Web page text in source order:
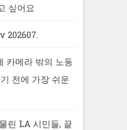
싶어요
202607.
카메라 밖의 노동
전에 가장 쉬운
린 LA 시민들, 끝